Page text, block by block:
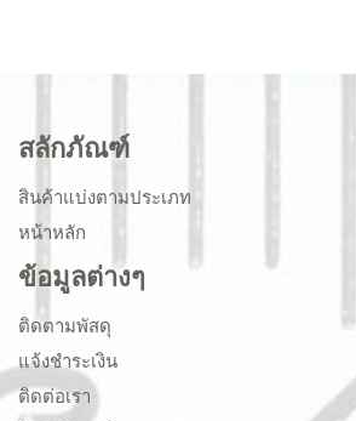
สลักภัณฑ์
สินค้าแบ่งตามประเภท
หน้าหลัก
ข้อมูลต่างๆ
ติดตามพัสดุ
แจ้งชำระเงิน
ติดต่อเรา